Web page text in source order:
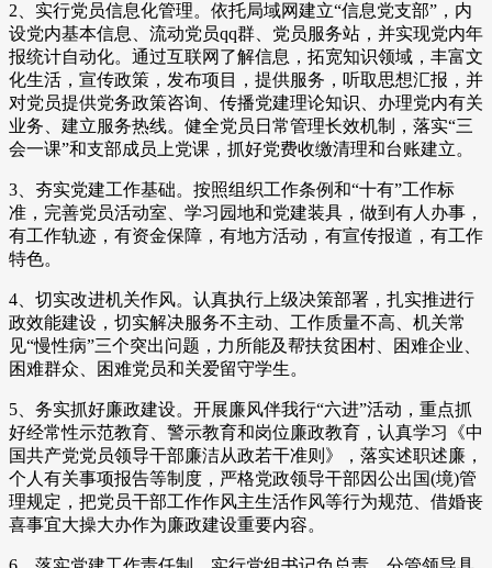
2、实行党员信息化管理。依托局域网建立“信息党支部”，内
设党内基本信息、流动党员qq群、党员服务站，并实现党内年
报统计自动化。通过互联网了解信息，拓宽知识领域，丰富文
化生活，宣传政策，发布项目，提供服务，听取思想汇报，并
对党员提供党务政策咨询、传播党建理论知识、办理党内有关
业务、建立服务热线。健全党员日常管理长效机制，落实“三
会一课”和支部成员上党课，抓好党费收缴清理和台账建立。
3、夯实党建工作基础。按照组织工作条例和“十有”工作标
准，完善党员活动室、学习园地和党建装具，做到有人办事，
有工作轨迹，有资金保障，有地方活动，有宣传报道，有工作
特色。
4、切实改进机关作风。认真执行上级决策部署，扎实推进行
政效能建设，切实解决服务不主动、工作质量不高、机关常
见“慢性病”三个突出问题，力所能及帮扶贫困村、困难企业、
困难群众、困难党员和关爱留守学生。
5、务实抓好廉政建设。开展廉风伴我行“六进”活动，重点抓
好经常性示范教育、警示教育和岗位廉政教育，认真学习《中
国共产党党员领导干部廉洁从政若干准则》，落实述职述廉，
个人有关事项报告等制度，严格党政领导干部因公出国(境)管
理规定，把党员干部工作作风主生活作风等行为规范、借婚丧
喜事宜大操大办作为廉政建设重要内容。